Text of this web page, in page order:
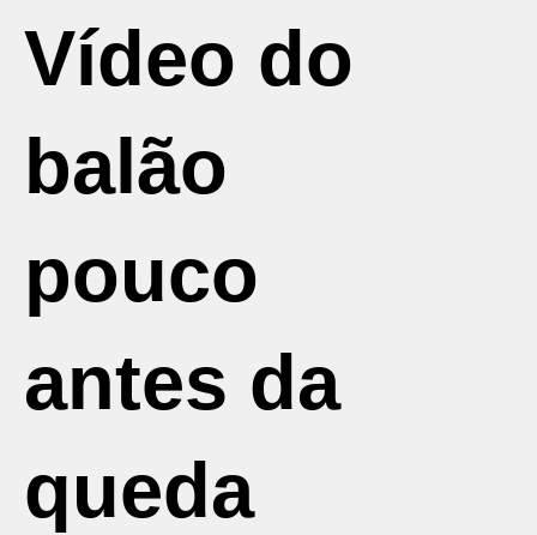
Vídeo do
balão
pouco
antes da
queda